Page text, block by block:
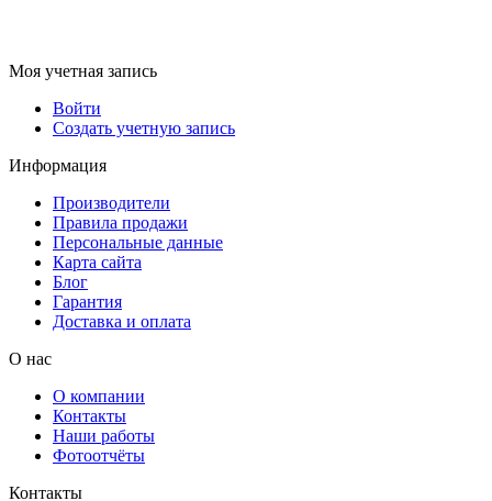
Моя учетная запись
Войти
Создать учетную запись
Информация
Производители
Правила продажи
Персональные данные
Карта сайта
Блог
Гарантия
Доставка и оплата
О нас
О компании
Контакты
Наши работы
Фотоотчёты
Контакты